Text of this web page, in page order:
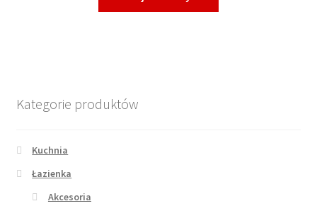
Kategorie produktów
Kuchnia
Łazienka
Akcesoria